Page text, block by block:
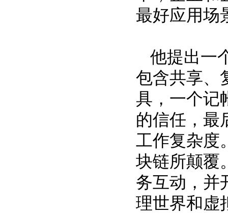
最好应用场
他提出一
包含共享、
具，一个记
的信任，最
工作复杂度
块链所颠覆
务互动，并
理世界和虚